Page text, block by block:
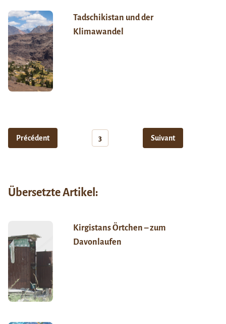
Tadschikistan und der
Klimawandel
Précédent 3 Suivant
Übersetzte Artikel:
Kirgistans Örtchen – zum
Davonlaufen